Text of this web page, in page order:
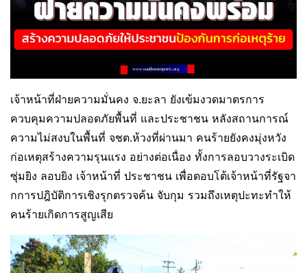
เจ้าหน้าที่ฝ่ายความมั่นคง จ.ยะลา ยังเข้มงวดมาตรการ
ควบคุมความปลอดภัยพื้นที่ และประชาชน หลังสถานการณ์
ความไม่สงบในพื้นที่ จชต.ห้วงที่ผ่านมา คนร้ายยังคงมุ่งหวัง
ก่อเหตุสร้างความรุนแรง อย่างต่อเนื่อง ทั้งการลอบวางระเบิด
ซุ่มยิง ลอบยิง เจ้าหน้าที่ ประชาชน เพื่อตอบโต้เจ้าหน้าที่รัฐจา
กการปฎิบัติการเชิงรุกตรวจค้น จับกุม รวมถึงเหตุปะทะทำให้
คนร้ายเกิดการสูญเสีย